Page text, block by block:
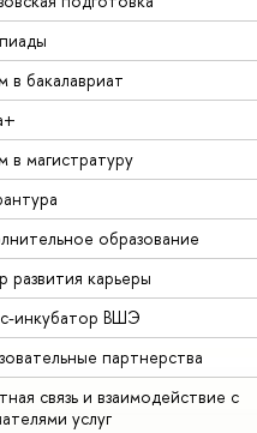
в бакалавриат
в магистратуру
образование
развития карьеры
инкубатор ВШЭ
партнерства
связь и взаимодействие с
услуг